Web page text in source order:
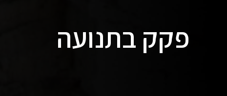
פקק בתנועה